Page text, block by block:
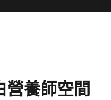
營養師空間